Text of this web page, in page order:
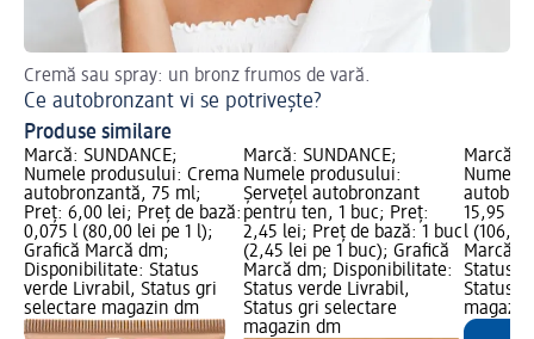
Cremă sau spray: un bronz frumos de vară.
Ce autobronzant vi se potrivește?
Produse similare
Marcă: SUNDANCE;
Numele produsului: Crema
autobronzantă, 75 ml;
Preț: 6,00 lei; Preț de bază:
0,075 l (80,00 lei pe 1 l);
Grafică Marcă dm;
Disponibilitate: Status
verde Livrabil, Status gri
selectare magazin dm
Marcă: SUNDANCE;
Numele produsului:
Șervețel autobronzant
pentru ten, 1 buc; Preț:
2,45 lei; Preț de bază: 1 buc
(2,45 lei pe 1 buc); Grafică
Marcă dm; Disponibilitate:
Status verde Livrabil,
Status gri selectare
magazin dm
Marcă:
Numele
15,95
l
Marcă
Status
Status